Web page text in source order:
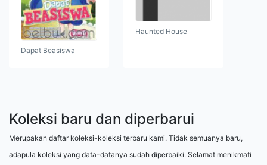
Dapat Beasiswa
Haunted House
Koleksi baru dan diperbarui
Merupakan daftar koleksi-koleksi terbaru kami. Tidak semuanya baru,
adapula koleksi yang data-datanya sudah diperbaiki. Selamat menikmati